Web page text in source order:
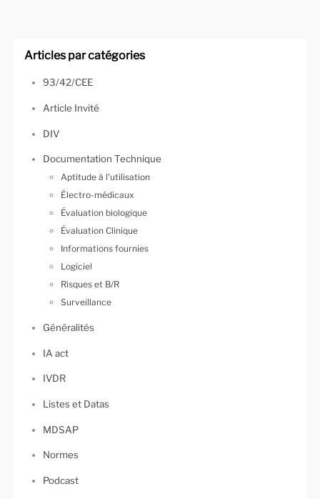
Articles par catégories
93/42/CEE
Article Invité
DIV
Documentation Technique
Aptitude à l'utilisation
Électro-médicaux
Évaluation biologique
Évaluation Clinique
Informations fournies
Logiciel
Risques et B/R
Surveillance
Généralités
IA act
IVDR
Listes et Datas
MDSAP
Normes
Podcast